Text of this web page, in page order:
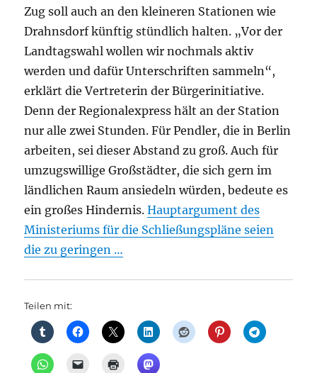
Zug soll auch an den kleineren Stationen wie
Drahnsdorf künftig stündlich halten. „Vor der
Landtagswahl wollen wir nochmals aktiv
werden und dafür Unterschriften sammeln“,
erklärt die Vertreterin der Bürgerinitiative.
Denn der Regionalexpress hält an der Station
nur alle zwei Stunden. Für Pendler, die in Berlin
arbeiten, sei dieser Abstand zu groß. Auch für
umzugswillige Großstädter, die sich gern im
ländlichen Raum ansiedeln würden, bedeute es
ein großes Hindernis.Hauptargument des
Ministeriums für die Schließungspläne seien
die zu geringen …
Teilen mit: